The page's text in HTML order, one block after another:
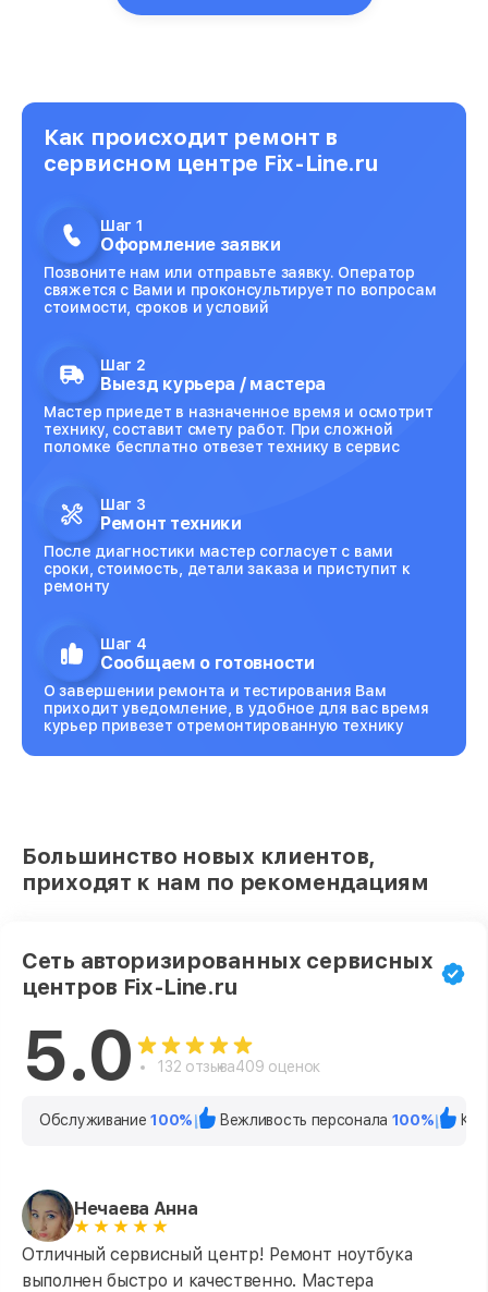
Как происходит ремонт в
сервисном центре Fix-Line.ru
Шаг 1
Оформление заявки
Позвоните нам или отправьте заявку. Оператор
свяжется с Вами и проконсультирует по вопросам
стоимости, сроков и условий
Шаг 2
Выезд курьера / мастера
Мастер приедет в назначенное время и осмотрит
технику, составит смету работ. При сложной
поломке бесплатно отвезет технику в сервис
Шаг 3
Ремонт техники
После диагностики мастер согласует с вами
сроки, стоимость, детали заказа и приступит к
ремонту
Шаг 4
Сообщаем о готовности
О завершении ремонта и тестирования Вам
приходит уведомление, в удобное для вас время
курьер привезет отремонтированную технику
Большинство новых клиентов,
приходят к нам по рекомендациям
Сеть авторизированных сервисных
центров Fix-Line.ru
5.0 132 отзыва409 оценок
Обслуживание100% Вежливость персонала 100%
Нечаева Анна
Отличный сервисный центр! Ремонт ноутбука
выполнен быстро и качественно. Мастера